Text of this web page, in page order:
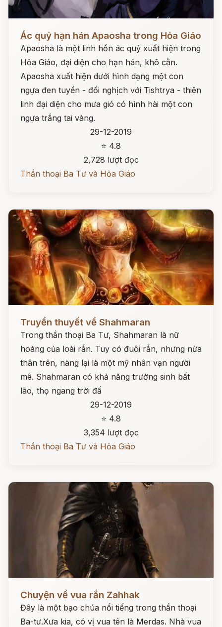
Đọc ngay
Ác quỷ hạn hán Apaosha trong Hỏa Giáo
Apaosha là một linh hồn ác quỷ xuất hiện trong
Hỏa Giáo, đại diện cho hạn hán, khô cằn.
Apaosha xuất hiện dưới hình dạng một con
ngựa đen tuyền - đối nghịch với Tishtrya - thiên
linh đại diện cho mưa gió có hình hài một con
ngựa trắng tai vàng.
29-12-2019
⭐ 4.8
2,728 lượt đọc
Thần thoại Ba Tư và Hỏa Giáo
Đọc ngay
Truyền thuyết về Shahmaran
Trong thần thoại Ba Tư, Shahmaran là nữ
hoàng của loài rắn. Tuy có đuôi rắn, nhưng nửa
thân trên, nàng lại là một mỹ nhân vạn người
mê. Shahmaran có khả năng trường sinh bất
lão, thọ ngang trời đấ
29-12-2019
⭐ 4.8
3,354 lượt đọc
Thần thoại Ba Tư và Hỏa Giáo
Chuyện về vua rắn Zahhak
Đây là một bạo chúa nổi tiếng trong thần thoại
Ba-tư.Xưa kia, có vị vua tên là Merdas. Nhà vua